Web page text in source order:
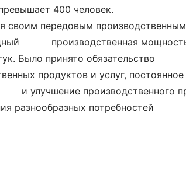
400 человек.
своим передовым
производственная
Было принято обязательство
продуктов и услуг,
улучшение производственного
разнообразных